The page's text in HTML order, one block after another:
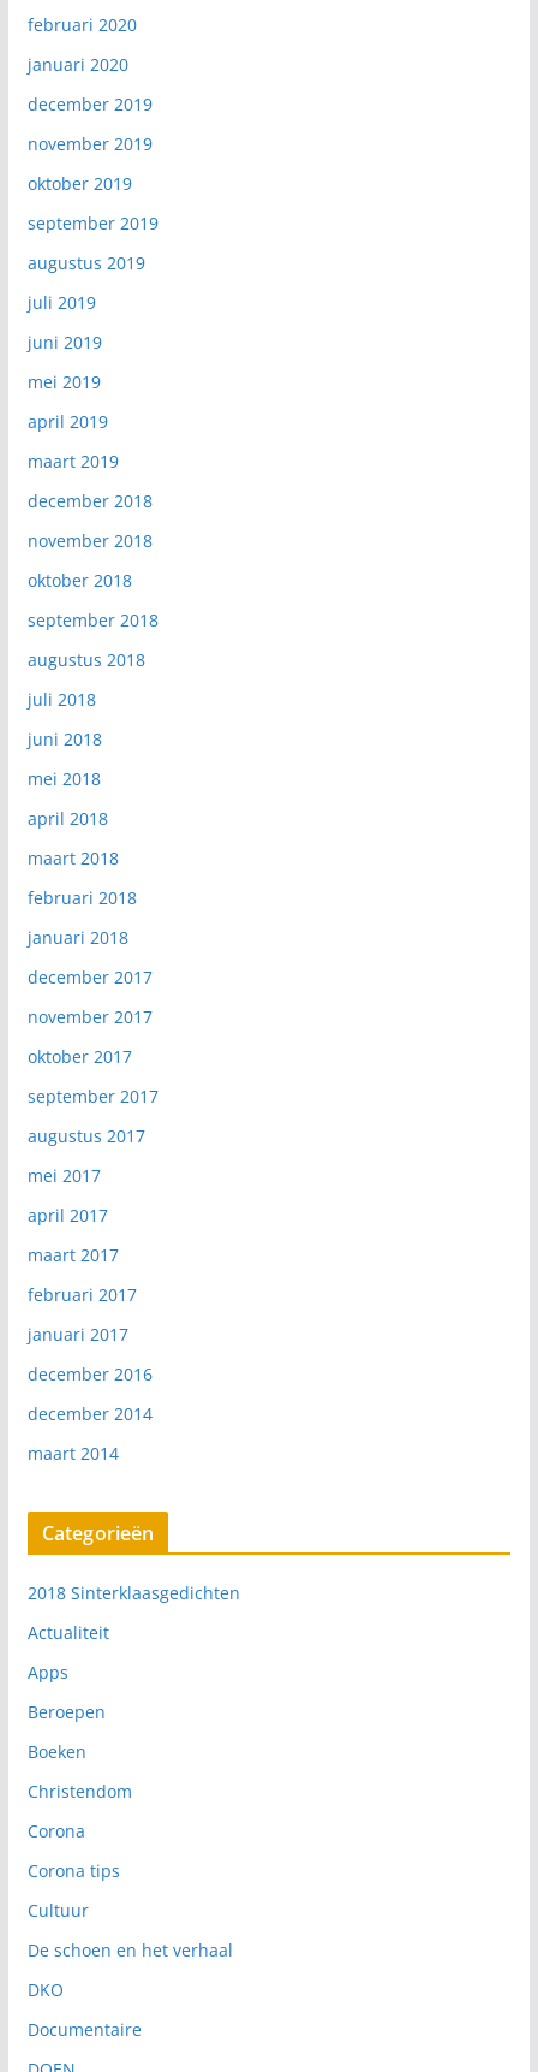
februari 2020
januari 2020
december 2019
november 2019
oktober 2019
september 2019
augustus 2019
juli 2019
juni 2019
mei 2019
april 2019
maart 2019
december 2018
november 2018
oktober 2018
september 2018
augustus 2018
juli 2018
juni 2018
mei 2018
april 2018
maart 2018
februari 2018
januari 2018
december 2017
november 2017
oktober 2017
september 2017
augustus 2017
mei 2017
april 2017
maart 2017
februari 2017
januari 2017
december 2016
december 2014
maart 2014
Categorieën
2018 Sinterklaasgedichten
Actualiteit
Apps
Beroepen
Boeken
Christendom
Corona
Corona tips
Cultuur
De schoen en het verhaal
DKO
Documentaire